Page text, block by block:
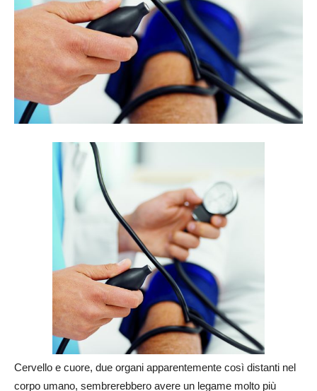
Cervello e cuore, due organi apparentemente così distanti nel
corpo umano, sembrerebbero avere un legame molto più